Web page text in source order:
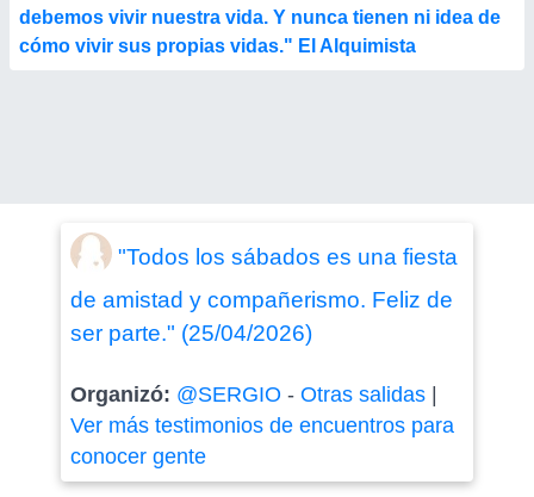
debemos vivir nuestra vida. Y nunca tienen ni idea de
cómo vivir sus propias vidas." El Alquimista
"Todos los sábados es una fiesta
de amistad y compañerismo. Feliz de
ser parte." (25/04/2026)
Organizó: @SERGIO - Otras salidas|
Ver más testimonios de encuentros para
conocer gente